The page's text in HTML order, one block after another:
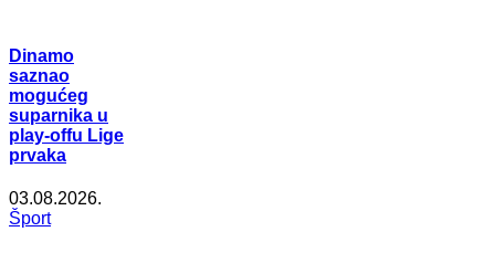
Dinamo
saznao
mogućeg
suparnika u
play-offu Lige
prvaka
03.08.2026.
Šport